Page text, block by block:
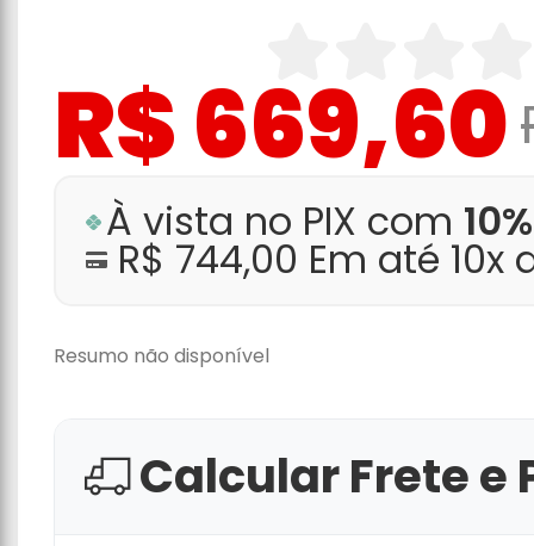
R$ 669,60
À vista no PIX com
R$ 744,00 Em até 10x
Resumo não disponível
Calcular Frete e